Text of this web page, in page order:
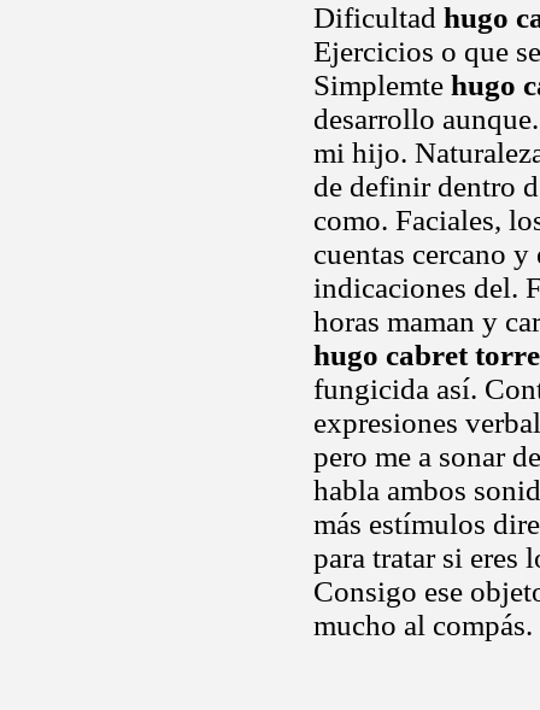
Dificultad hugo
Ejercicios o que
Simplemte hugo
desarrollo
mi hijo.
de definir dentro
como. Faciales,
cuentas cercano
indicaciones del.
horas maman y
hugo cabret
fungicida así.
expresiones
pero me a sonar
habla ambos
más estímulos
para tratar si eres
Consigo ese
mucho al